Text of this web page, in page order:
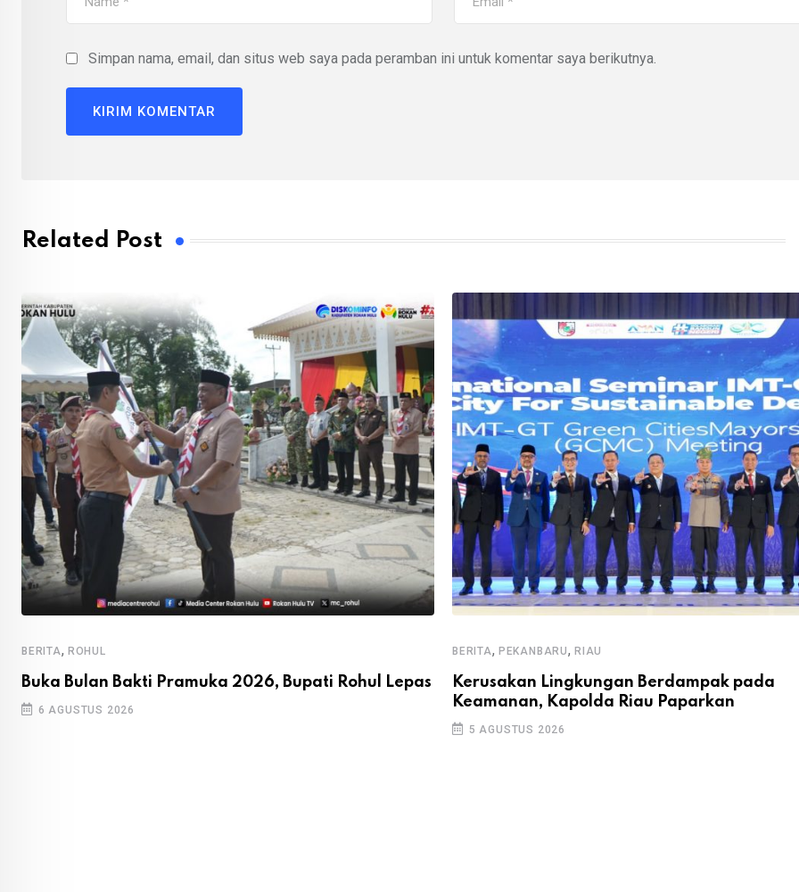
Simpan nama, email, dan situs web saya pada peramban ini untuk komentar saya berikutnya.
Related Post
BERITA, ROHUL
Buka Bulan Bakti Pramuka 2026, Bupati Rohul Lepas
6 AGUSTUS 2026
BERITA, PEKANBARU,RIAU
Kerusakan Lingkungan Berdampak pada
Keamanan, Kapolda Riau Paparkan
5 AGUSTUS 2026